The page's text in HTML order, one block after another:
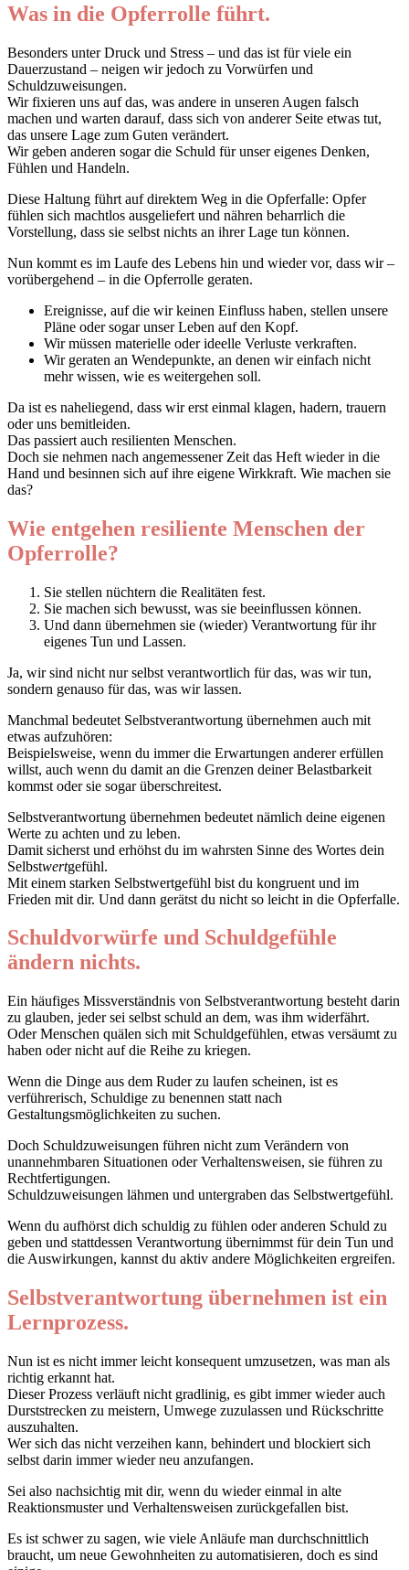
Was in die Opferrolle führt.
Besonders unter Druck und Stress – und das ist für viele ein
Dauerzustand – neigen wir jedoch zu Vorwürfen und
Schuldzuweisungen.
Wir fixieren uns auf das, was andere in unseren Augen falsch
machen und warten darauf, dass sich von anderer Seite etwas tut,
das unsere Lage zum Guten verändert.
Wir geben anderen sogar die Schuld für unser eigenes Denken,
Fühlen und Handeln.
Diese Haltung führt auf direktem Weg in die Opferfalle: Opfer
fühlen sich machtlos ausgeliefert und nähren beharrlich die
Vorstellung, dass sie selbst nichts an ihrer Lage tun können.
Nun kommt es im Laufe des Lebens hin und wieder vor, dass wir –
vorübergehend – in die Opferrolle geraten.
Ereignisse, auf die wir keinen Einfluss haben, stellen unsere
Pläne oder sogar unser Leben auf den Kopf.
Wir müssen materielle oder ideelle Verluste verkraften.
Wir geraten an Wendepunkte, an denen wir einfach nicht
mehr wissen, wie es weitergehen soll.
Da ist es naheliegend, dass wir erst einmal klagen, hadern, trauern
oder uns bemitleiden.
Das passiert auch resilienten Menschen.
Doch sie nehmen nach angemessener Zeit das Heft wieder in die
Hand und besinnen sich auf ihre eigene Wirkkraft. Wie machen sie
das?
Wie entgehen resiliente Menschen der
Opferrolle?
Sie stellen nüchtern die Realitäten fest.
Sie machen sich bewusst, was sie beeinflussen können.
Und dann übernehmen sie (wieder) Verantwortung für ihr
eigenes Tun und Lassen.
Ja, wir sind nicht nur selbst verantwortlich für das, was wir tun,
sondern genauso für das, was wir lassen.
Manchmal bedeutet Selbstverantwortung übernehmen auch mit
etwas aufzuhören:
Beispielsweise, wenn du immer die Erwartungen anderer erfüllen
willst, auch wenn du damit an die Grenzen deiner Belastbarkeit
kommst oder sie sogar überschreitest.
Selbstverantwortung übernehmen bedeutet nämlich deine eigenen
Werte zu achten und zu leben.
Damit sicherst und erhöhst du im wahrsten Sinne des Wortes dein
Selbstwertgefühl.
Mit einem starken Selbstwertgefühl bist du kongruent und im
Frieden mit dir. Und dann gerätst du nicht so leicht in die Opferfalle.
Schuldvorwürfe und Schuldgefühle
ändern nichts.
Ein häufiges Missverständnis von Selbstverantwortung besteht darin
zu glauben, jeder sei selbst schuld an dem, was ihm widerfährt.
Oder Menschen quälen sich mit Schuldgefühlen, etwas versäumt zu
haben oder nicht auf die Reihe zu kriegen.
Wenn die Dinge aus dem Ruder zu laufen scheinen, ist es
verführerisch, Schuldige zu benennen statt nach
Gestaltungsmöglichkeiten zu suchen.
Doch Schuldzuweisungen führen nicht zum Verändern von
unannehmbaren Situationen oder Verhaltensweisen, sie führen zu
Rechtfertigungen.
Schuldzuweisungen lähmen und untergraben das Selbstwertgefühl.
Wenn du aufhörst dich schuldig zu fühlen oder anderen Schuld zu
geben und stattdessen Verantwortung übernimmst für dein Tun und
die Auswirkungen, kannst du aktiv andere Möglichkeiten ergreifen.
Selbstverantwortung übernehmen ist ein
Lernprozess.
Nun ist es nicht immer leicht konsequent umzusetzen, was man als
richtig erkannt hat.
Dieser Prozess verläuft nicht gradlinig, es gibt immer wieder auch
Durststrecken zu meistern, Umwege zuzulassen und Rückschritte
auszuhalten.
Wer sich das nicht verzeihen kann, behindert und blockiert sich
selbst darin immer wieder neu anzufangen.
Sei also nachsichtig mit dir, wenn du wieder einmal in alte
Reaktionsmuster und Verhaltensweisen zurückgefallen bist.
Es ist schwer zu sagen, wie viele Anläufe man durchschnittlich
braucht, um neue Gewohnheiten zu automatisieren, doch es sind